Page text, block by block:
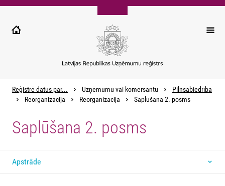
Pārlekt
galveno
Reģistrē datus par... Uzņēmumu vai komersantu
Pilnsabiedrība
Reorganizācija
Reorganizācija Saplūšana 2. posms
Saplūšana 2. posms
Apstrāde